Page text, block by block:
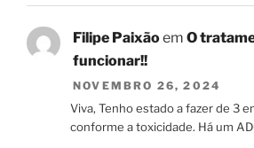
Filipe Paixãoem O
funcionar!!
NOVEMBRO 26, 2024
Viva, Tenho estado a fazer de 3
conforme a toxicidade. Há um